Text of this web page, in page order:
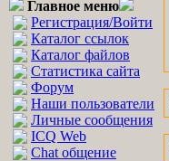
Главное меню
Регистрация/Войти
Каталог ссылок
Каталог файлов
Статистика сайта
Форум
Наши пользователи
Личные сообщения
ICQ Web
Chat общение